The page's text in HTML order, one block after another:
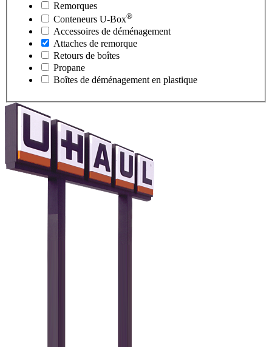
Remorques
Conteneurs U-Box®
Accessoires de déménagement
Attaches de remorque
Retours de boîtes
Propane
Boîtes de déménagement en plastique